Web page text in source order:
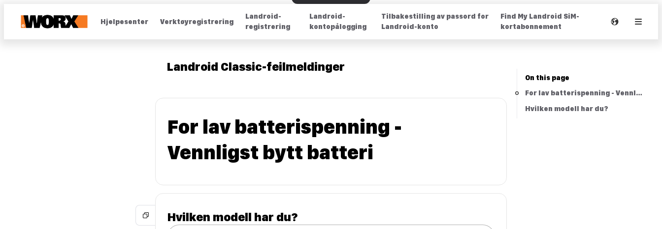
Hjelpesenter Verktøyregistrering
Landroid-
registrering
Landroid-
kontopålogging
Tilbakestilling av passord for
Landroid-konto
Find My Landroid SiM-
kortabonnement
Landroid Classic-feilmeldinger
For lav batterispenning -
Vennligst bytt batteri
Hvilken modell har du?
On this page
For lav batterispenning - Vennligst
Hvilken modell har du?